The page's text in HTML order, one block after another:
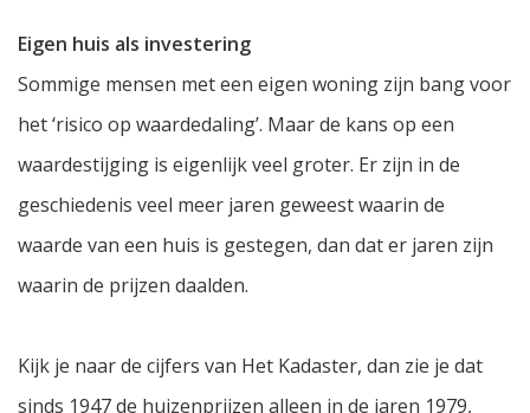
Eigen huis als investering
Sommige mensen met een eigen woning zijn bang voor
het ‘risico op waardedaling’. Maar de kans op een
waardestijging is eigenlijk veel groter. Er zijn in de
geschiedenis veel meer jaren geweest waarin de
waarde van een huis is gestegen, dan dat er jaren zijn
waarin de prijzen daalden.
Kijk je naar de cijfers van Het Kadaster, dan zie je dat
sinds 1947 de huizenprijzen alleen in de jaren 1979,